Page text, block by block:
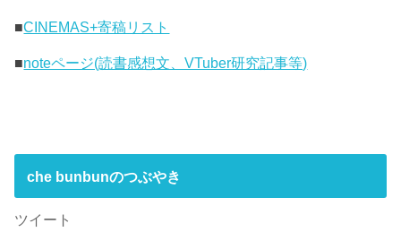
■CINEMAS+寄稿リスト
■noteページ(読書感想文、VTuber研究記事等)
che bunbunのつぶやき
ツイート